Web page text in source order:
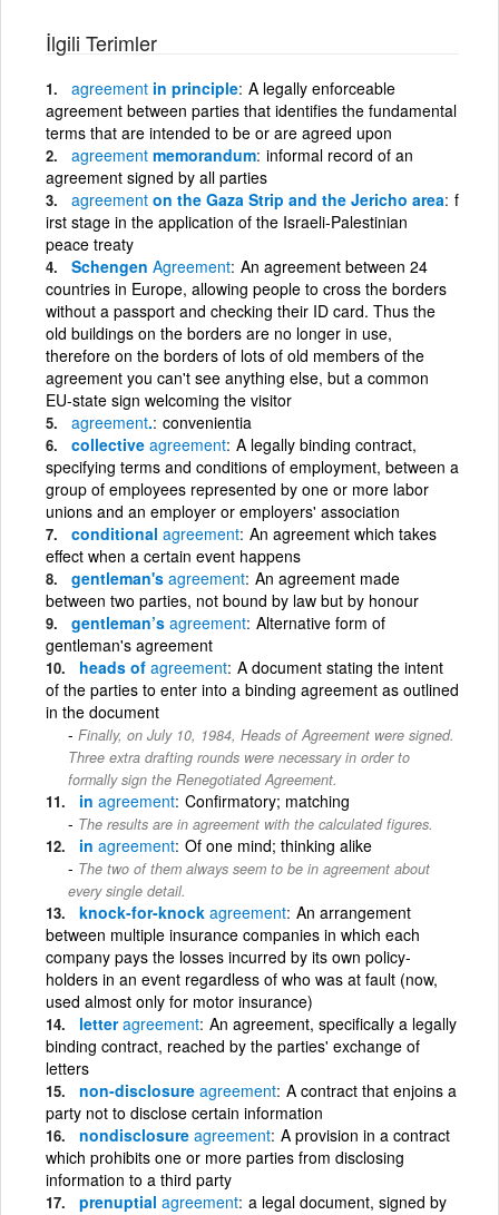
İlgili Terimler
agreement in principle A legally enforceable
agreement between parties that identifies the fundamental
terms that are intended to be or are agreed upon
agreement memorandum informal record of an
agreement signed by all parties
agreement on the Gaza Strip and the Jericho area f
irst stage in the application of the Israeli-Palestinian
peace treaty
Schengen Agreement An agreement between 24
countries in Europe, allowing people to cross the borders
without a passport and checking their ID card. Thus the
old buildings on the borders are no longer in use,
therefore on the borders of lots of old members of the
agreement you can't see anything else, but a common
EU-state sign welcoming the visitor
agreement. convenientia
collective agreement A legally binding contract,
specifying terms and conditions of employment, between a
group of employees represented by one or more labor
unions and an employer or employers' association
conditional agreement An agreement which takes
effect when a certain event happens
gentleman's agreement An agreement made
between two parties, not bound by law but by honour
gentleman’s agreement Alternative form of
gentleman's agreement
heads of agreement A document stating the intent
of the parties to enter into a binding agreement as outlined
in the document
Finally, on July 10, 1984, Heads of Agreement were signed.
Three extra drafting rounds were necessary in order to
formally sign the Renegotiated Agreement.
in agreement Confirmatory; matching
The results are in agreement with the calculated figures.
in agreement Of one mind; thinking alike
The two of them always seem to be in agreement about
every single detail.
knock-for-knock agreement An arrangement
between multiple insurance companies in which each
company pays the losses incurred by its own policy-
holders in an event regardless of who was at fault (now,
used almost only for motor insurance)
letteragreement An agreement, specifically a legally
binding contract, reached by the parties' exchange of
letters
non-disclosure agreement A contract that enjoins a
party not to disclose certain information
nondisclosure agreement A provision in a contract
which prohibits one or more parties from disclosing
information to a third party
prenuptial agreement a legal document, signed by